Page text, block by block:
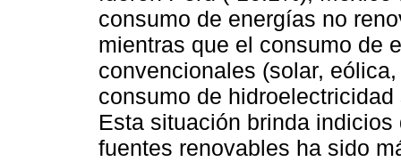
consumo de energías no
mientras que el consumo de
convencionales (solar,
consumo de
Esta situación brinda
fuentes renovables ha sido